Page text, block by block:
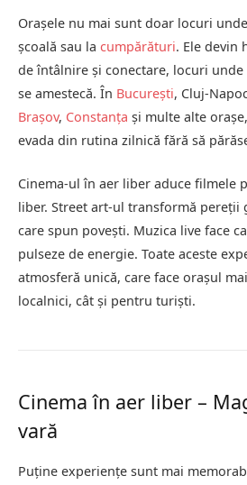
Orașele nu mai sunt doar locuri
școală sau la cumpărături. Ele devin
de întâlnire și conectare, locuri
se amestecă. În București, Cluj-
Brașov, Constanța și multe alte
evada din rutina zilnică fără să
Cinema-ul în aer liber aduce filmele
liber. Street art-ul transformă pereții
care spun povești. Muzica live face
pulseze de energie. Toate aceste
atmosferă unică, care face orașul
localnici, cât și pentru turiști.
Cinema în aer liber –
vară
Puține experiențe sunt mai